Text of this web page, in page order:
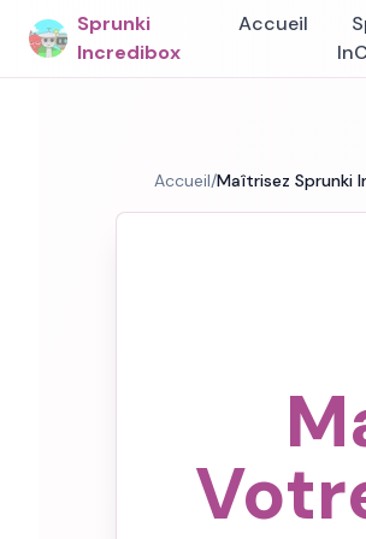
Sprunki
Incredibox
Accueil
Accueil/Maîtrisez Sprunki